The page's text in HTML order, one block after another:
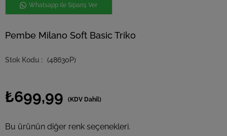
Whatsapp ile Sipariş Ver
Pembe Milano Soft Basic Triko
(48630P)
₺699,99 (KDV Dahil)
Bu ürünün diğer renk seçenekleri.